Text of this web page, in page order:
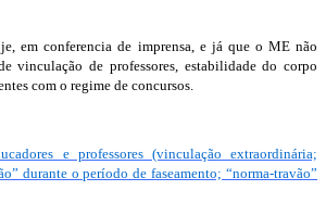
em conferencia de imprensa, e já que o ME não
vinculação de professores, estabilidade do corpo
com o regime de concursos.
e professores (vinculação extraordinária;
durante o período de faseamento; “norma-travão”